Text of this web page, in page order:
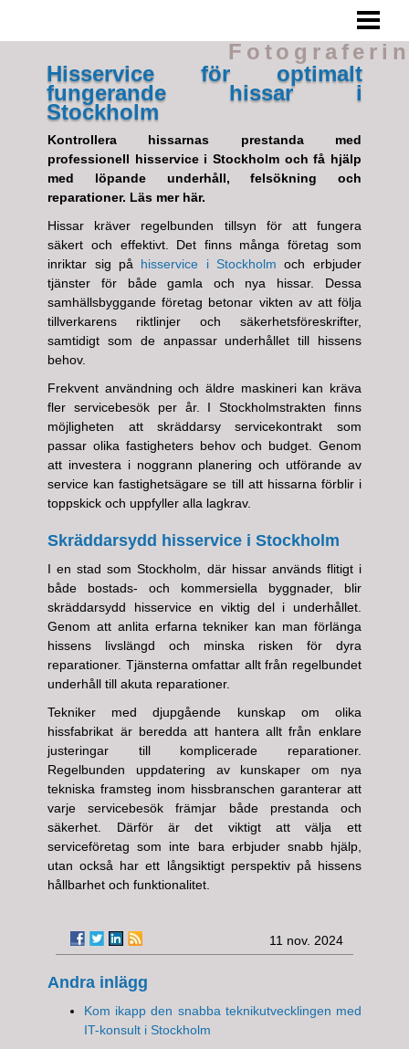
TA BRA BILDER
UNDVIK DÅLIGA BILDER
Hisservice för optimalt
fungerande hissar i
Stockholm
Kontrollera hissarnas prestanda med
professionell hisservice i Stockholm och få hjälp
med löpande underhåll, felsökning och
reparationer. Läs mer här.
Hissar kräver regelbunden tillsyn för att fungera
säkert och effektivt. Det finns många företag som
inriktar sig på hisservice i Stockholm och erbjuder
tjänster för både gamla och nya hissar. Dessa
samhällsbyggande företag betonar vikten av att följa
tillverkarens riktlinjer och säkerhetsföreskrifter,
samtidigt som de anpassar underhållet till hissens
behov.
Frekvent användning och äldre maskineri kan kräva
fler servicebesök per år. I Stockholmstrakten finns
möjligheten att skräddarsy servicekontrakt som
passar olika fastigheters behov och budget. Genom
att investera i noggrann planering och utförande av
service kan fastighetsägare se till att hissarna förblir i
toppskick och uppfyller alla lagkrav.
Skräddarsydd hisservice i Stockholm
I en stad som Stockholm, där hissar används flitigt i
både bostads- och kommersiella byggnader, blir
skräddarsydd hisservice en viktig del i underhållet.
Genom att anlita erfarna tekniker kan man förlänga
hissens livslängd och minska risken för dyra
reparationer. Tjänsterna omfattar allt från regelbundet
underhåll till akuta reparationer.
Tekniker med djupgående kunskap om olika
hissfabrikat är beredda att hantera allt från enklare
justeringar till komplicerade reparationer.
Regelbunden uppdatering av kunskaper om nya
tekniska framsteg inom hissbranschen garanterar att
varje servicebesök främjar både prestanda och
säkerhet. Därför är det viktigt att välja ett
serviceföretag som inte bara erbjuder snabb hjälp,
utan också har ett långsiktigt perspektiv på hissens
hållbarhet och funktionalitet.
11 nov. 2024
Andra inlägg
Kom ikapp den snabba teknikutvecklingen med
IT-konsult i Stockholm